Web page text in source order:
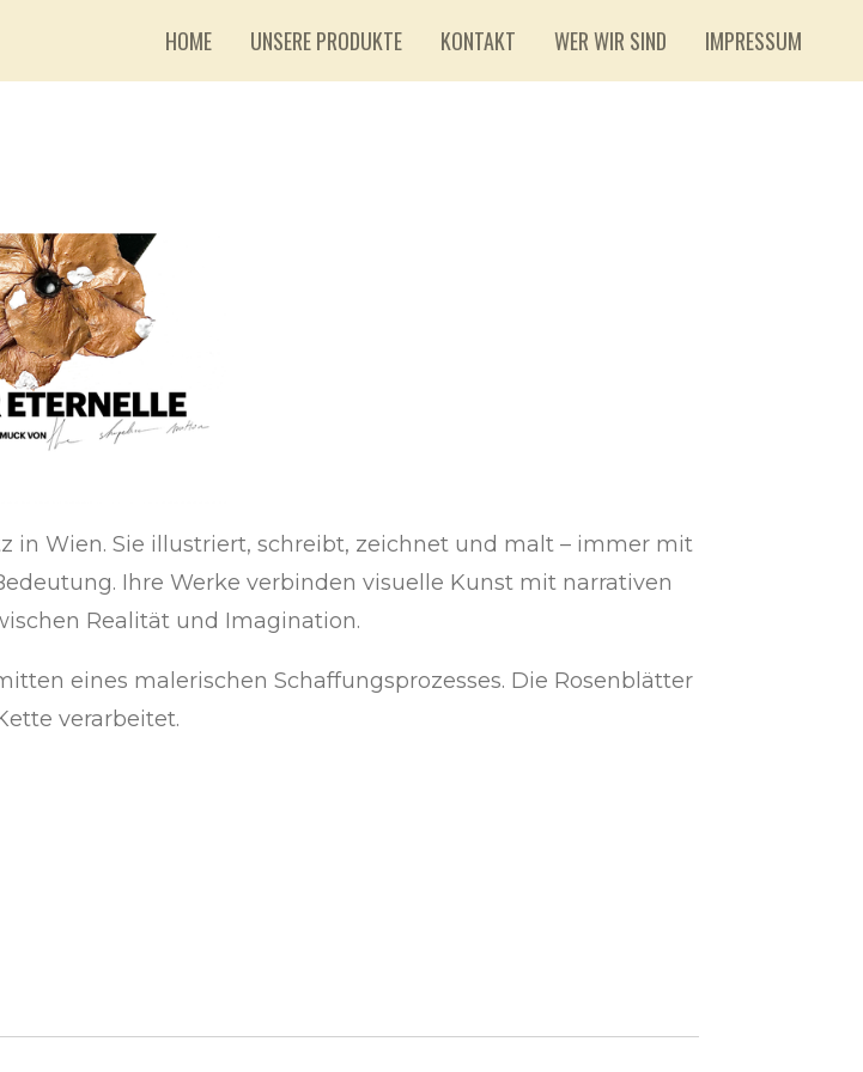
HOME UNSERE PRODUKTE KONTAKT WER WIR SIND IMPRESSUM
in Wien. Sie illustriert, schreibt, zeichnet und malt – immer mit
Ihre Werke verbinden visuelle Kunst mit narrativen
Realität und Imagination.
eines malerischen Schaffungsprozesses. Die Rosenblätter
verarbeitet.